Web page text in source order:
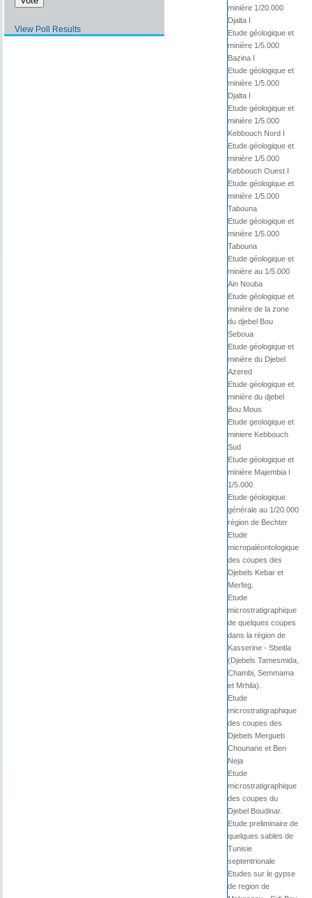
View Poll Results
minière 1/20.000
Djalta I
Etude géologique et
minière 1/5.000
Bazina I
Etude géologique et
minière 1/5.000
Djalta I
Etude géologique et
minière 1/5.000
Kebbouch Nord I
Etude géologique et
minière 1/5.000
Kebbouch Ouest I
Etude géologique et
minière 1/5.000
Tabouna
Etude géologique et
minière 1/5.000
Tabouna
Etude géologique et
minière au 1/5.000
Ain Nouba
Etude géologique et
minière de la zone
du djebel Bou
Seboua
Etude géologique et
minière du Djebel
Azered
Etude géologique et
minière du djebel
Bou Mous
Etude geologique et
miniere Kebbouch
Sud
Etude géologique et
minière Majembia I
1/5.000
Etude géologique
générale au 1/20.000
région de Bechter
Etude
micropaléontologique
des coupes des
Djebels Kebar et
Merfeg.
Etude
microstratigraphique
de quelques coupes
dans la région de
Kasserine - Sbeitla
(Djebels Tamesmida,
Chambi, Semmama
et Mrhila).
Etude
microstratigraphique
des coupes des
Djebels Mergueb
Chounane et Ben
Neja
Etude
microstratigraphique
des coupes du
Djebel Boudinar.
Etude preliminaire de
quelques sables de
Tunisie
septentrionale
Etudes sur le gypse
de region de